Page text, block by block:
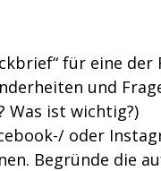
für eine
und
Was ist wichtig?)
oder
Begründe die